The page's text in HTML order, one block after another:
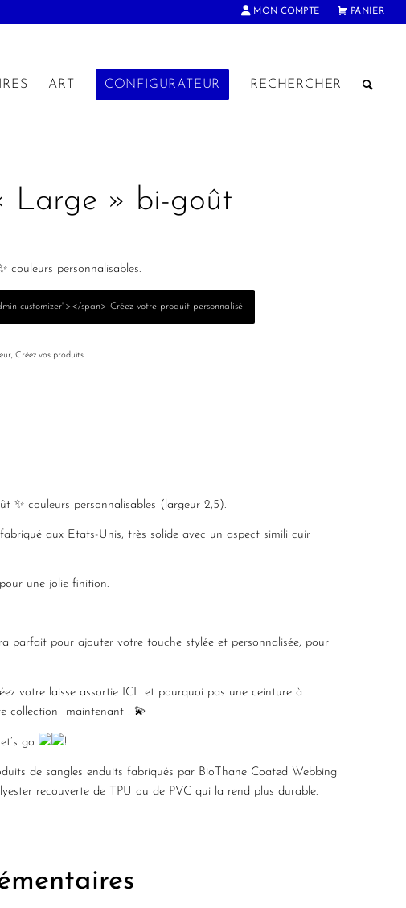
MON COMPTE PANIER
ART CONFIGURATEUR RECHERCHER
Large » bi-goût
couleurs personnalisables.
customizer"></span> Créez votre produit personnalisé
,Créez vos produits
✨ couleurs personnalisables (largeur 2,5).
aux Etats-Unis, très solide avec un aspect simili cuir
une jolie finition.
parfait pour ajouter votre touche stylée et personnalisée, pour
votre laisse assortie ICI et pourquoi pas une ceinture à
collection maintenant ! 💫
go !
de sangles enduits fabriqués par BioThane Coated Webbing
recouverte de TPU ou de PVC qui la rend plus durable.